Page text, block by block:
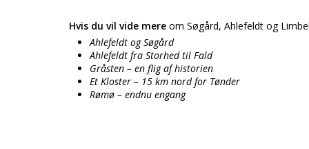
Hvis du vil vide mere om Søgård, Ahlefeldt og
Ahlefeldt og Søgård
Ahlefeldt fra Storhed til Fald
Gråsten – en flig af historien
Et Kloster – 15 km nord for Tønder
Rømø – endnu engang